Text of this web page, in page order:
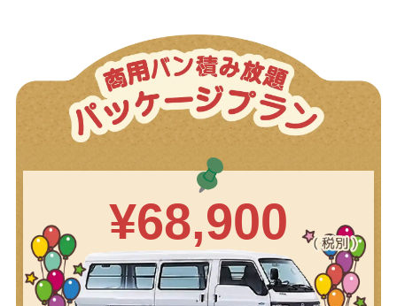
¥68,900